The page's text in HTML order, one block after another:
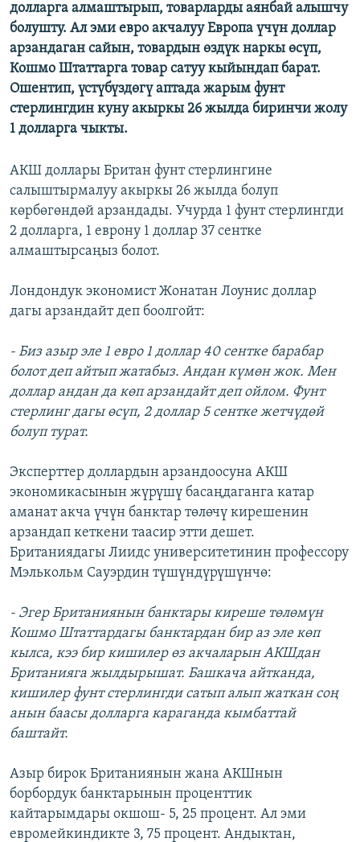
долларга алмаштырып, товарларды аянбай алышчу
болушту. Ал эми евро акчалуу Европа үчүн доллар
арзандаган сайын, товардын өздүк наркы өсүп,
Кошмо Штаттарга товар сатуу кыйындап барат.
Ошентип, үстүбүздөгү аптада жарым фунт
стерлингдин куну акыркы 26 жылда биринчи жолу
1 долларга чыкты.
АКШ доллары Британ фунт стерлингине
салыштырмалуу акыркы 26 жылда болуп
көрбөгөндөй арзандады. Учурда 1 фунт стерлингди
2 долларга, 1 еврону 1 доллар 37 сентке
алмаштырсаңыз болот.
Лондондук экономист Жонатан Лоунис доллар
дагы арзандайт деп боолгойт:
- Биз азыр эле 1 евро 1 доллар 40 сентке барабар
болот деп айтып жатабыз. Андан күмөн жок. Мен
доллар андан да көп арзандайт деп ойлом. Фунт
стерлинг дагы өсүп, 2 доллар 5 сентке жетчүдөй
болуп турат.
Эксперттер доллардын арзандоосуна АКШ
экономикасынын жүрүшү басаңдаганга катар
аманат акча үчүн банктар төлөчү кирешенин
арзандап кеткени таасир этти дешет.
Британиядагы Лиидс университетинин профессору
Мэлькольм Сауэрдин түшүндүрүшүнчө:
- Эгер Британиянын банктары киреше төлөмүн
Кошмо Штаттардагы банктардан бир аз эле көп
кылса, кээ бир кишилер өз акчаларын АКШдан
Британияга жылдырышат. Башкача айтканда,
кишилер фунт стерлингди сатып алып жаткан соң
анын баасы долларга караганда кымбаттай
баштайт.
Азыр бирок Британиянын жана АКШнын
борбордук банктарынын проценттик
кайтарымдары окшош- 5, 25 процент. Ал эми
евромейкиндикте 3, 75 процент. Андыктан,